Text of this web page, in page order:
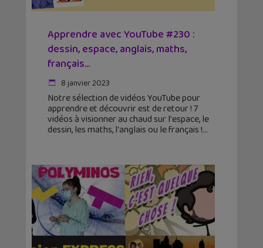
Apprendre avec YouTube #230 :
dessin, espace, anglais, maths,
français…
8 janvier 2023
Notre sélection de vidéos YouTube pour
apprendre et découvrir est de retour ! 7
vidéos à visionner au chaud sur l'espace, le
dessin, les maths, l'anglais ou le français !